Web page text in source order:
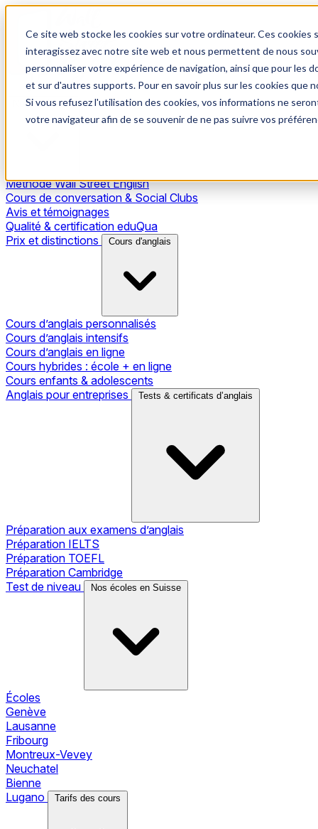
Ce site web stocke les cookies sur votre ordinateur. Ces
interagissez avec notre site web et nous permettent de nous
personnaliser votre expérience de navigation, ainsi que pour les
et sur d'autres supports. Pour en savoir plus sur les cookies
Si vous refusez l'utilisation des cookies, vos informations ne
votre navigateur afin de se souvenir de ne pas suivre vos
Notre méthode
Méthode Wall Street English
Cours de conversation & Social Clubs
Avis et témoignages
Qualité & certification eduQua
Prix et distinctions
Cours d'anglais
Cours d’anglais personnalisés
Cours d’anglais intensifs
Cours d’anglais en ligne
Cours hybrides : école + en ligne
Cours enfants & adolescents
Anglais pour entreprises
Tests & certificats d’anglais
Préparation aux examens d’anglais
Préparation IELTS
Préparation TOEFL
Préparation Cambridge
Test de niveau
Nos écoles en Suisse
Écoles
Genève
Lausanne
Fribourg
Montreux-Vevey
Neuchatel
Bienne
Lugano
Tarifs des cours